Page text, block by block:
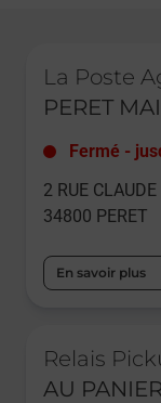
La Poste
PERET
Fermé -
2 RUE
34800 PERET
En savoir plus
Relais
AU